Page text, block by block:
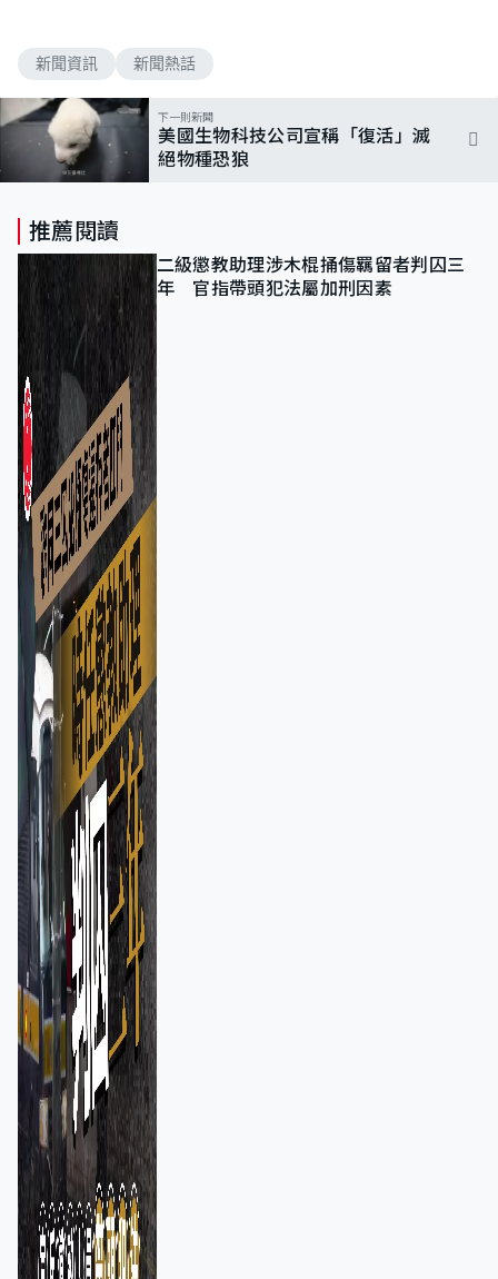
新聞資訊 新聞熱話
下一則新聞
美國生物科技公司宣稱「復活」滅
絕物種恐狼
推薦閱讀
二級懲教助理涉木棍捅傷羈留者判囚三
年 官指帶頭犯法屬加刑因素